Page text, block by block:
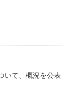
いて、概況を公表